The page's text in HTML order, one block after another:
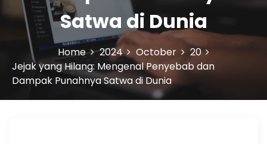
n
Satwa di Dunia
Home 2024 October
20
Jejak yang Hilang: Mengenal Penyebab dan
Dampak Punahnya Satwa di Dunia